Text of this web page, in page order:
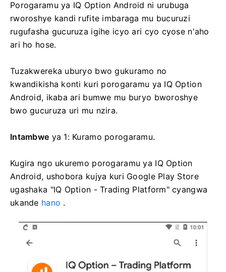
Porogaramu ya IQ Option Android ni urubuga
rworoshye kandi rufite imbaraga mu bucuruzi
rugufasha gucuruza igihe icyo ari cyo cyose n'aho
ari ho hose.
Tuzakwereka uburyo bwo gukuramo no
kwandikisha konti kuri porogaramu ya IQ Option
Android, ikaba ari bumwe mu buryo bworoshye
bwo gucuruza uri mu nzira.
Intambwe ya 1: Kuramo porogaramu.
Kugira ngo ukuremo porogaramu ya IQ Option
Android, ushobora kujya kuri Google Play Store
ugashaka "IQ Option - Trading Platform" cyangwa
ukande hano .